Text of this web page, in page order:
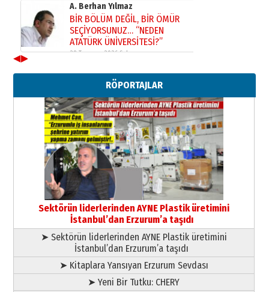
A. Berhan Yılmaz
BİR BÖLÜM DEĞİL, BİR ÖMÜR
SEÇİYORSUNUZ… “NEDEN
ATATÜRK ÜNİVERSİTESİ?”
28 Temmuz 2026 Salı
Ahmed Yesevi’den bir Alperen…
”Reisimiz” idi… Hakka yürüdü.!
26 Mart 2026 Perşembe
Cem Bakırcı
Ardında bıraktığı hatıralarıyla
gönül adamı Faruk Terzioğlu!
13 Mayıs 2026 Çarşamba
Esat BİNDESEN
Başkan Sekmen’den Erzurum’a
bir vizyon proje daha!
02 Ağustos 2026 Pazar
◀▶
RÖPORTAJLAR
Sektörün liderlerinden AYNE Plastik üretimini
İstanbul’dan Erzurum’a taşıdı
➤ Sektörün liderlerinden AYNE Plastik üretimini
İstanbul’dan Erzurum’a taşıdı
➤ Kitaplara Yansıyan Erzurum Sevdası
➤ Yeni Bir Tutku: CHERY